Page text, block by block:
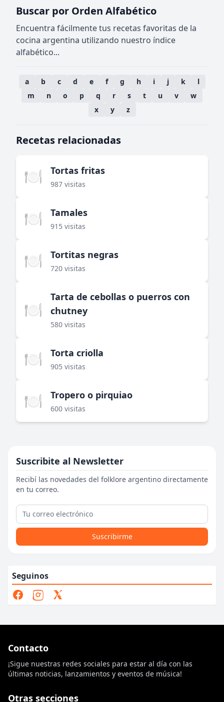
Buscar por Orden Alfabético
Encuentra fácilmente tus recetas favoritas de la
cocina argentina utilizando nuestro índice
alfabético...
a b c d e f g h i j k
l
m
n o p q r s t u v
w
x
y z
Recetas relacionadas
🍽️ Tortas fritas
987 visitas
🍽️ Tamales
915 visitas
🍽️ Tortitas negras
720 visitas
🍽️
Tarta de cebollas o puerros con
chutney
580 visitas
🍽️ Torta criolla
905 visitas
🍽️ Tropero o pirquiao
600 visitas
Suscribite al Newsletter
Recibí las novedades del folklore argentino directamente
en tu correo.
Suscribirme
Seguinos
Contacto
¡Sigue nuestras redes sociales para estar al día con las
últimas noticias, lanzamientos y eventos de música!
Otras secciones